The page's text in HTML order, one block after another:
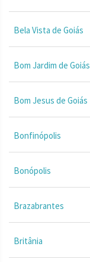
Bela Vista de Goiás
Bom Jardim de Goiás
Bom Jesus de Goiás
Bonfinópolis
Bonópolis
Brazabrantes
Britânia